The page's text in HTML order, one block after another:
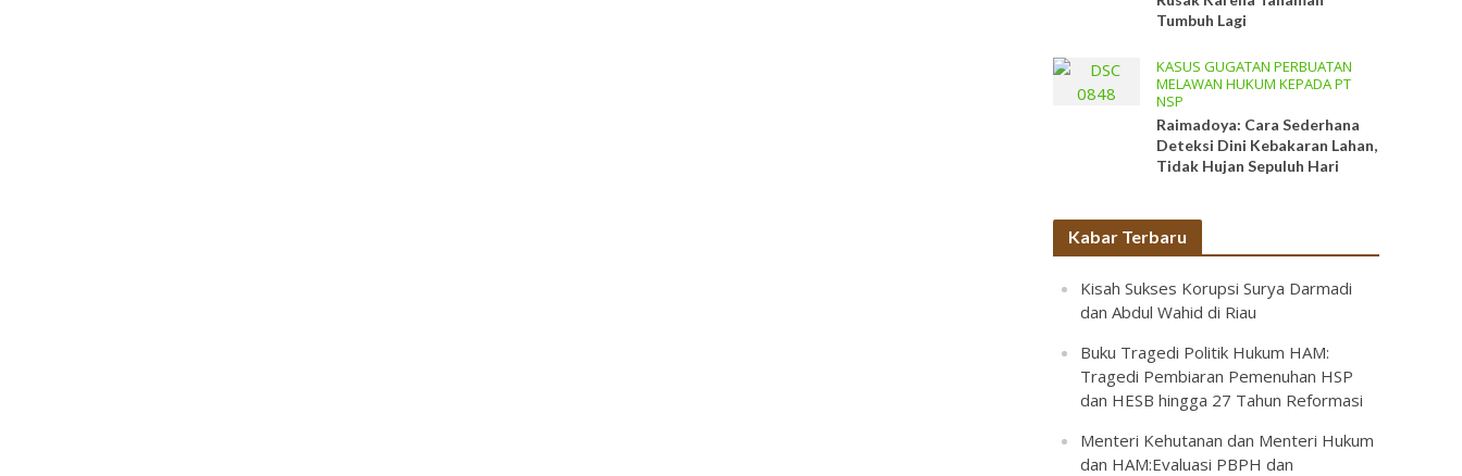
Tumbuh Lagi
KASUS GUGATAN PERBUATAN
MELAWAN HUKUM KEPADA PT
NSP
Raimadoya: Cara Sederhana
Deteksi Dini Kebakaran Lahan,
Tidak Hujan Sepuluh Hari
Kabar Terbaru
Kisah Sukses Korupsi Surya Darmadi
dan Abdul Wahid di Riau
Buku Tragedi Politik Hukum HAM:
Tragedi Pembiaran Pemenuhan HSP
dan HESB hingga 27 Tahun Reformasi
Menteri Kehutanan dan Menteri Hukum
dan HAM:Evaluasi PBPH dan